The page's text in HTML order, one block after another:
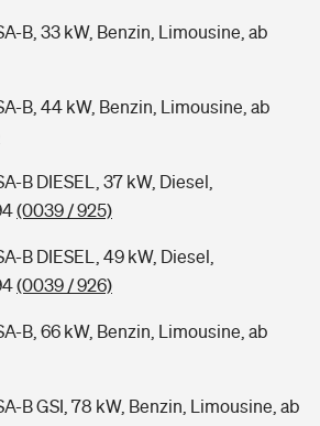
B, 33 kW, Benzin, Limousine, ab
B, 44 kW, Benzin, Limousine, ab
B DIESEL, 37 kW, Diesel,
(0039 / 925)
B DIESEL, 49 kW, Diesel,
(0039 / 926)
B, 66 kW, Benzin, Limousine, ab
B GSI, 78 kW, Benzin, Limousine, ab